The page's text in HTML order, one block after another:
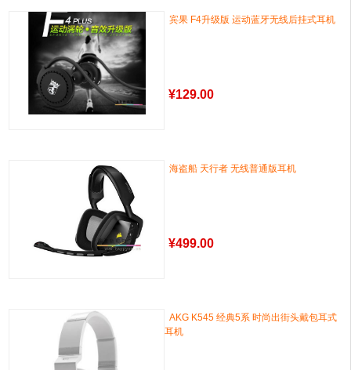
宾果 F4升级版 运动蓝牙无线后挂式耳机
¥129.00
海盗船 天行者 无线普通版耳机
¥499.00
AKG K545 经典5系 时尚出街头戴包耳式
耳机